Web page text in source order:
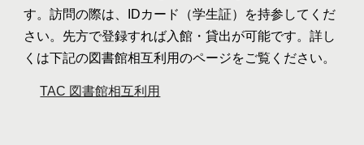
す。訪問の際は、
IDカード（学生証） を持参してくだ
さい。先方で登録すれば入館・貸出が可能です。詳し
くは下記の図書館相互利用のページをご覧ください。
TAC 図書館相互利用